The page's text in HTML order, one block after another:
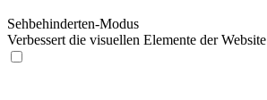
Sehbehinderten-Modus
Verbessert die visuellen Elemente der Website